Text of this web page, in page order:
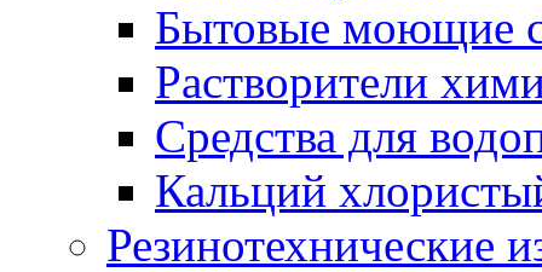
Бытовые моющие
Растворители
Средства для
Кальций
Резинотехнические